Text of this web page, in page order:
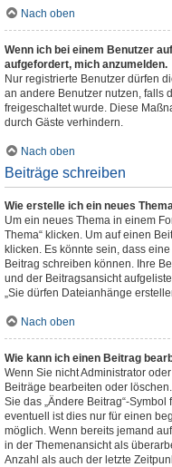
Nach oben
Wenn ich bei einem Benutzer
aufgefordert, mich anzumelden.
Nur registrierte Benutzer dürfen
an andere Benutzer nutzen, falls
freigeschaltet wurde. Diese
durch Gäste verhindern.
Nach oben
Beiträge schreiben
Wie erstelle ich ein neues
Um ein neues Thema in einem
Thema“ klicken. Um auf einen
klicken. Es könnte sein, dass
Beitrag schreiben können. Ihre
und der Beitragsansicht
„Sie dürfen Dateianhänge
Nach oben
Wie kann ich einen Beitrag
Wenn Sie nicht Administrator
Beiträge bearbeiten oder
Sie das „Ändere Beitrag“-
eventuell ist dies nur für einen
möglich. Wenn bereits jemand
in der Themenansicht als
Anzahl als auch der letzte